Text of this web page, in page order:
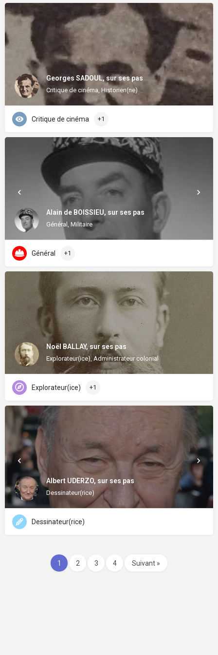
Georges SADOUL, sur ses pas
Critique de cinéma, Historien(ne)
Critique de cinéma +1
Alain de BOISSIEU, sur ses pas
Général, Militaire
Général +1
Noël BALLAY, sur ses pas
Explorateur(ice), Administrateur colonial
Explorateur(ice) +1
Albert UDERZO, sur ses pas
Dessinateur(rice)
Dessinateur(rice)
1 2 3 4 Suivant »